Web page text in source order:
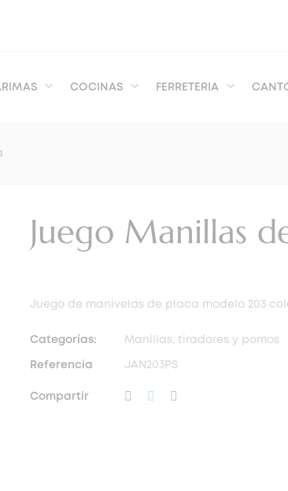
COCINAS FERRETERIA
Juego Manillas
Juego de manivelas de placa modelo 203
Categorías: Manillas, tiradores y pomos
Referencia JAN203PS
Compartir